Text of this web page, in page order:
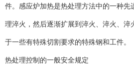
件。感应炉加热是热处理方法中的一种先
理淬火，然后逐渐扩展到淬火、淬火、淬
于一些有特殊切割要求的特殊钢和工件。
热处理控制的一般安全规定